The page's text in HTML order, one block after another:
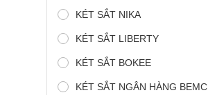
KÉT SẮT NIKA
KÉT SẮT LIBERTY
KÉT SẮT BOKEE
KÉT SẮT NGÂN HÀNG BEMC